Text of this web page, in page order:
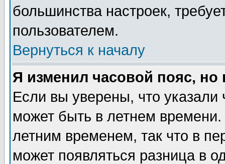
большинства настроек,
пользователем.
Вернуться к началу
Я изменил часовой пояс,
Если вы уверены, что указали
может быть в летнем
летним временем, так что в
может появляться разница в